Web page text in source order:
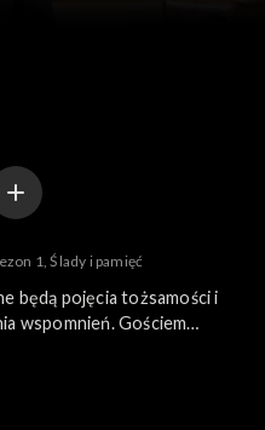
1, Ślady i pamięć
będą pojęcia tożsamości i
wspomnień. Gościem
a rozmowa z nim – oparta